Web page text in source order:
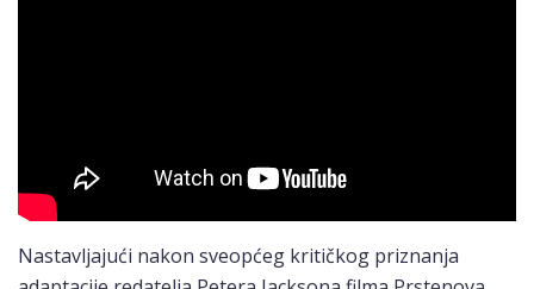
Nastavljajući nakon sveopćeg kritičkog priznanja